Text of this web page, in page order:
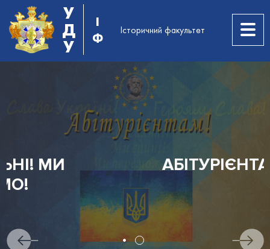
У
Д
У
І
Ф
Історичний факультет
АБІТУРІЄНТАМ